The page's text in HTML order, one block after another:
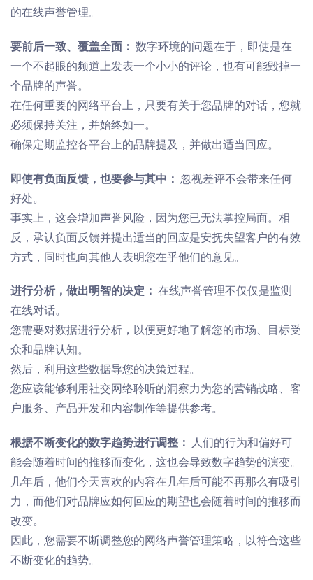
的在线声誉管理。
要前后一致、 覆盖全面： 数字环境的问题在于，即使是在
一个不起眼的频道上发表一个小小的评论，也有可能毁掉一
个品牌的声誉。
在任何重要的网络平台上，只要有关于您品牌的对话，您就
必须保持关注，并始终如一。
确保定期监控各平台上的品牌提及，并做出适当回应。
即使有负面反馈，也要参与其中： 忽视差评不会带来任何
好处。
事实上， 这会增加声誉风险，因为您已无法掌控局面
相
反，承认负面反馈并提出适当的回应是安抚失望客户的有效
方式，同时也向其他人表明您在乎他们的意见
进行分析，做出明智的决定： 在线声誉管理不仅仅是监测
在线对话。
您需要对数据进行分析，以便更好地了解您的市场、目标受
众和品牌认知。
然后，利用这些数据导您的决策过程。
您应该能够利用社交网络聆听的洞察力为您的营销战略、客
户服务、产品开发和内容制作等提供参考。
根据不断变化的数字趋势进行调整：
人们的行为和偏好可
能会随着时间的推移而变化，这也会导致数字趋势的演变。
几年后， 他们今天喜欢的内容在几年后可能不再那么有吸引
力 ，而他们对品牌应如何回应的期望也会随着时间的推移而
改变。
因此，您需要不断调整您的网络声誉管理策略，以符合这些
不断变化的趋势。